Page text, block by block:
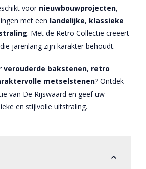
voor nieuwbouwprojecten,
met een landelijke, klassieke
. Met de Retro Collectie creëert
jarenlang zijn karakter behoudt.
verouderde bakstenen, retro
metselstenen? Ontdek
van De Rijswaard en geef uw
en stijlvolle uitstraling.